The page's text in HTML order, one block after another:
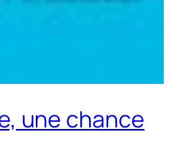
une chance